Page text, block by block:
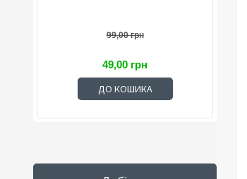
99,00 грн
49,00 грн
ДО КОШИКА